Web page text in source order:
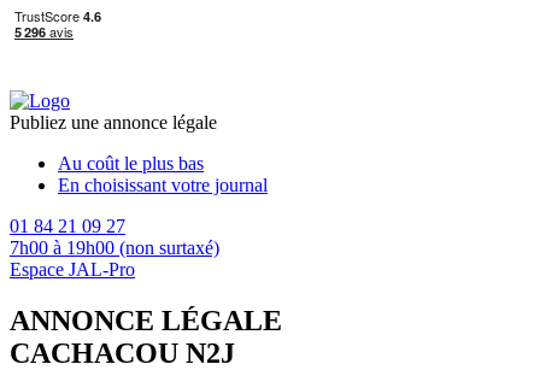
Publiez une annonce légale
Au coût le plus bas
En choisissant votre journal
01 84 21 09 27
7h00 à 19h00 (non surtaxé)
Espace JAL-Pro
ANNONCE LÉGALE
CACHACOU N2J